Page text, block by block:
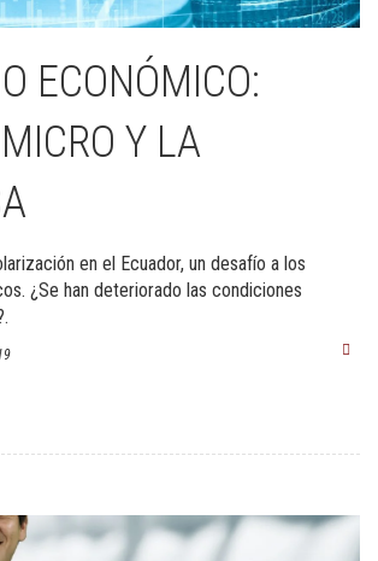
ECONÓMICO:
Y LA
en el Ecuador, un desafío a los
¿Se han deteriorado las condiciones